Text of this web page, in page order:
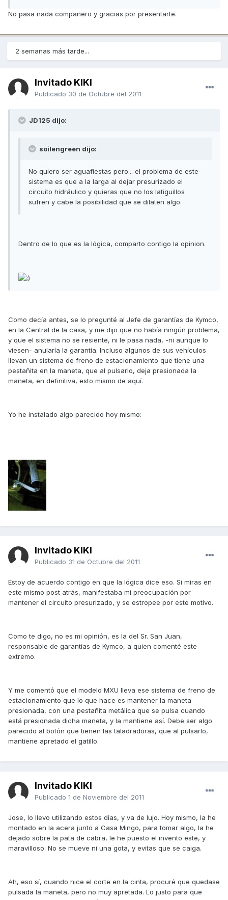
No pasa nada compañero y gracias por presentarte.
2 semanas más tarde...
Invitado KIKI
Publicado 30 de Octubre del 2011
JD125 dijo:
soilengreen dijo:
No quiero ser aguafiestas pero... el problema de este
sistema es que a la larga al dejar presurizado el
circuito hidráulico y quieras que no los latiguillos
sufren y cabe la posibilidad que se dilaten algo.
Dentro de lo que es la lógica, comparto contigo la opinion.
Como decía antes, se lo pregunté al Jefe de garantías de Kymco,
en la Central de la casa, y me dijo que no había ningún problema,
y que el sistema no se resiente, ni le pasa nada, -ni aunque lo
viesen- anularía la garantía. Incluso algunos de sus vehículos
llevan un sistema de freno de estacionamiento que tiene una
pestañita en la maneta, que al pulsarlo, deja presionada la
maneta, en definitiva, esto mismo de aquí.
Yo he instalado algo parecido hoy mismo:
Invitado KIKI
Publicado 31 de Octubre del 2011
Estoy de acuerdo contigo en que la lógica dice eso. Si miras en
este mismo post atrás, manifestaba mi preocupación por
mantener el circuito presurizado, y se estropee por este motivo.
Como te digo, no es mi opinión, es la del Sr. San Juan,
responsable de garantías de Kymco, a quien comenté este
extremo.
Y me comentó que el modelo MXU lleva ese sistema de freno de
estacionamiento que lo que hace es mantener la maneta
presionada, con una pestañita metálica que se pulsa cuando
está presionada dicha maneta, y la mantiene así. Debe ser algo
parecido al botón que tienen las taladradoras, que al pulsarlo,
mantiene apretado el gatillo.
Invitado KIKI
Publicado 1 de Noviembre del 2011
Jose, lo llevo utilizando estos días, y va de lujo. Hoy mismo, la he
montado en la acera junto a Casa Mingo, para tomar algo, la he
dejado sobre la pata de cabra, le he puesto el invento este, y
maravilloso. No se mueve ni una gota, y evitas que se caiga.
Ah, eso sí, cuando hice el corte en la cinta, procuré que quedase
pulsada la maneta, pero no muy apretada. Lo justo para que